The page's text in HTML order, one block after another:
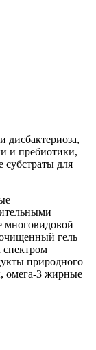
дисбактериоза,
и пребиотики,
субстраты для
многовидовой
гель
природного
омега-3 жирные